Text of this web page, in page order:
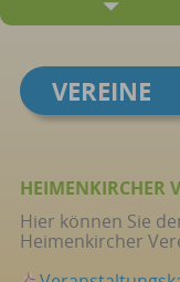
VEREINE
HEIMENKIRCHER
Hier können Sie
Heimenkircher